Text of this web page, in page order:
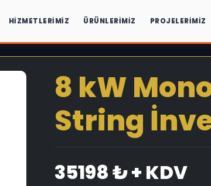
HIZMETLERIMIZ ÜRÜNLERIMIZ PROJELERIMIZ
8 kW
String
35198 ₺ + KDV